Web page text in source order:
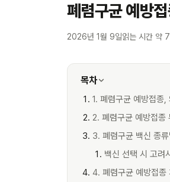
폐렴구균 예방
2026년 1월 9일읽는 시간 약
목차
1. 폐렴구균 예방접종,
2. 폐렴구균 예방접종
3. 폐렴구균 백신 종
백신 선택 시 고려
4. 폐렴구균 예방접종